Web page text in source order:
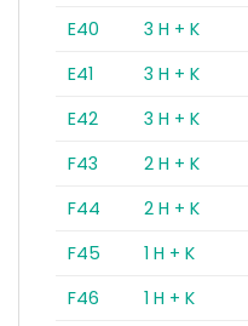
E40
3 H + K
E41
3 H + K
E42
3 H + K
F43
2 H + K
F44
2 H + K
F45
1 H + K
F46
1 H + K